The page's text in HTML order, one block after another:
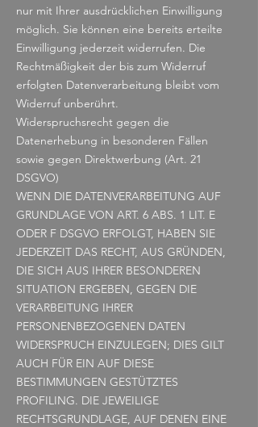
nur mit Ihrer ausdrücklichen Einwilligung
möglich. Sie können eine bereits erteilte
Einwilligung jederzeit widerrufen. Die
Rechtmäßigkeit der bis zum Widerruf
erfolgten Datenverarbeitung bleibt vom
Widerruf unberührt.
Widerspruchsrecht gegen die
Datenerhebung in besonderen Fällen
sowie gegen Direktwerbung (Art. 21
DSGVO)
WENN DIE DATENVERARBEITUNG AUF
GRUNDLAGE VON ART. 6 ABS. 1 LIT. E
ODER F DSGVO ERFOLGT, HABEN SIE
JEDERZEIT DAS RECHT, AUS GRÜNDEN,
DIE SICH AUS IHRER BESONDEREN
SITUATION ERGEBEN, GEGEN DIE
VERARBEITUNG IHRER
PERSONENBEZOGENEN DATEN
WIDERSPRUCH EINZULEGEN; DIES GILT
AUCH FÜR EIN AUF DIESE
BESTIMMUNGEN GESTÜTZTES
PROFILING. DIE JEWEILIGE
RECHTSGRUNDLAGE, AUF DENEN EINE